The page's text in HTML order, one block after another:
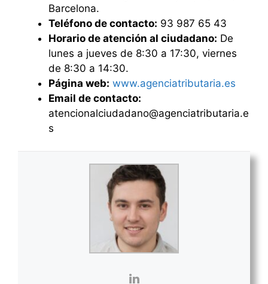
Barcelona.
Teléfono de contacto: 93 987 65 43
Horario de atención al ciudadano: De
lunes a jueves de 8:30 a 17:30, viernes
de 8:30 a 14:30.
Página web: www.agenciatributaria.es
Email de contacto:
atencionalciudadano@agenciatributaria.e
s